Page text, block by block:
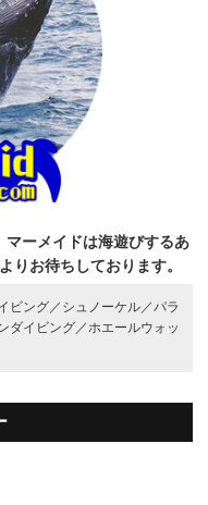
マーメイドは海遊びするあ
りお待ちしております。
ビング／ シュノーケル／パラ
ダイビング／ホエールウォッ